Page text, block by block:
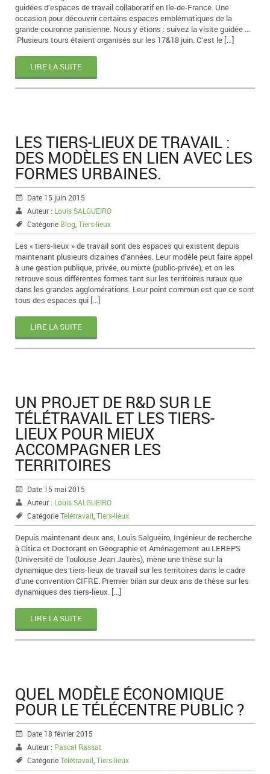
guidées d’espaces de travail collaboratif en Ile-de-France. Une
occasion pour découvrir certains espaces emblématiques de la
grande couronne parisienne. Nous y étions : suivez la visite guidée …
Plusieurs tours étaient organisés sur les 17&18 juin. C’est le […]
LIRE LA SUITE
LES TIERS-LIEUX DE TRAVAIL :
DES MODÈLES EN LIEN AVEC LES
FORMES URBAINES.
Date 15 juin 2015
Auteur : Louis SALGUEIRO
Catégorie Blog Tiers-lieux
Les « tiers-lieux » de travail sont des espaces qui existent depuis
maintenant plusieurs dizaines d’années. Leur modèle peut faire appel
à une gestion publique, privée, ou mixte (public-privée), et on les
retrouve sous différentes formes tant sur les territoires ruraux que
dans les grandes agglomérations. Leur point commun est que ce sont
tous des espaces qui […]
LIRE LA SUITE
UN PROJET DE R&D SUR LE
TÉLÉTRAVAIL ET LES TIERS-
LIEUX POUR MIEUX
ACCOMPAGNER LES
TERRITOIRES
Date 15 mai 2015
Auteur : Louis SALGUEIRO
CatégorieTélétravail Tiers-lieux
Depuis maintenant deux ans, Louis Salgueiro, Ingénieur de recherche
à Citica et Doctorant en Géographie et Aménagement au LEREPS
(Université de Toulouse Jean Jaurès), mène une thèse sur la
dynamique des tiers-lieux de travail sur les territoires dans le cadre
d’une convention CIFRE. Premier bilan sur deux ans de thèse sur les
dynamiques des tiers-lieux. […]
LIRE LA SUITE
QUEL MODÈLE ÉCONOMIQUE
POUR LE TÉLÉCENTRE PUBLIC ?
Date 18 février 2015
Auteur : Pascal Rassat
CatégorieTélétravail Tiers-lieux